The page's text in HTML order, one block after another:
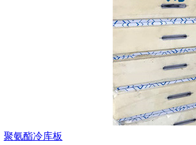
聚氨酯冷库板